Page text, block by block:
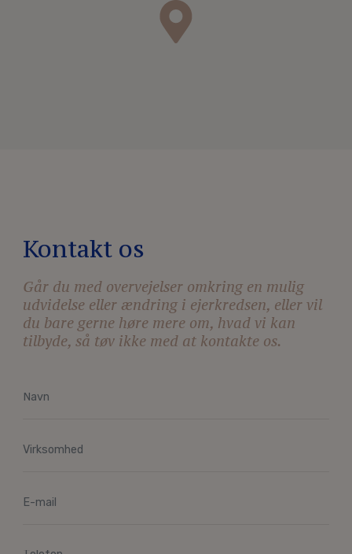
Kontakt os
Går du med overvejelser omkring en mulig
udvidelse eller ændring i ejerkredsen, eller vil
du bare gerne høre mere om, hvad vi kan
tilbyde, så tøv ikke med at kontakte os.